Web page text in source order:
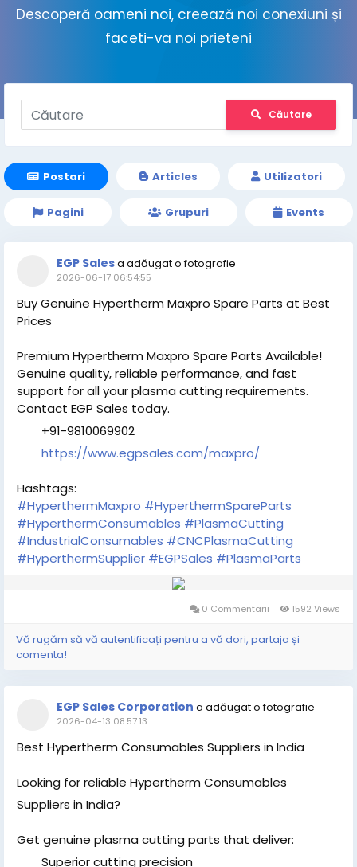
Descoperă oameni noi, creează noi conexiuni și
faceti-va noi prieteni
Căutare
Postari Articles Utilizatori
Pagini Grupuri Events
EGP Salesa adăugat o fotografie
2026-06-17 06:54:55
Buy Genuine Hypertherm Maxpro Spare Parts at Best
Prices
Premium Hypertherm Maxpro Spare Parts Available!
Genuine quality, reliable performance, and fast
support for all your plasma cutting requirements.
Contact EGP Sales today.
+91-9810069902
https://www.egpsales.com/maxpro/
Hashtags:
#HyperthermMaxpro #HyperthermSpareParts
#HyperthermConsumables #PlasmaCutting
#IndustrialConsumables #CNCPlasmaCutting
#HyperthermSupplier #EGPSales #PlasmaParts
0 Commentarii 1592 Views
Vă rugăm să vă autentificați pentru a vă dori, partaja și
comenta!
EGP Sales Corporation a adăugat o fotografie
2026-04-13 08:57:13
Best Hypertherm Consumables Suppliers in India
Looking for reliable Hypertherm Consumables
Suppliers in India?
Get genuine plasma cutting parts that deliver:
Superior cutting precision